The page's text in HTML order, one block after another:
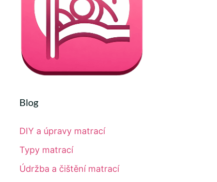
Blog
DIY a úpravy matrací
Typy matrací
Údržba a čištění matrací